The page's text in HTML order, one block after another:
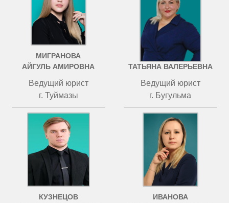
МИГРАНОВА
АЙГУЛЬ АМИРОВНА
Ведущий юрист
г. Туймазы
ЧИСТОВА
ТАТЬЯНА ВАЛЕРЬЕВНА
Ведущий юрист
г. Бугульма
КУЗНЕЦОВ
ИВАНОВА